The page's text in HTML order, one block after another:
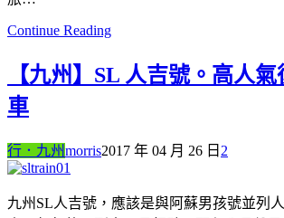
Continue Reading
【九州】SL 人吉號。高人
車
行．九州morris2017 年 04 月 26 日 2
九州SL人吉號，應該是與阿蘇男孩號並列